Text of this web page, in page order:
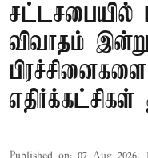
விவாதம்
எதிர்க்கட்சிகள்